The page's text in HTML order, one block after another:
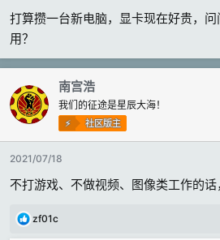
r
打算攒一台新电脑，显卡现在好贵，
用？
南宫浩
我们的征途是星辰大海！
社区版主
2021/07/18
不打游戏、不做视频、图像类工作的
反zf01c